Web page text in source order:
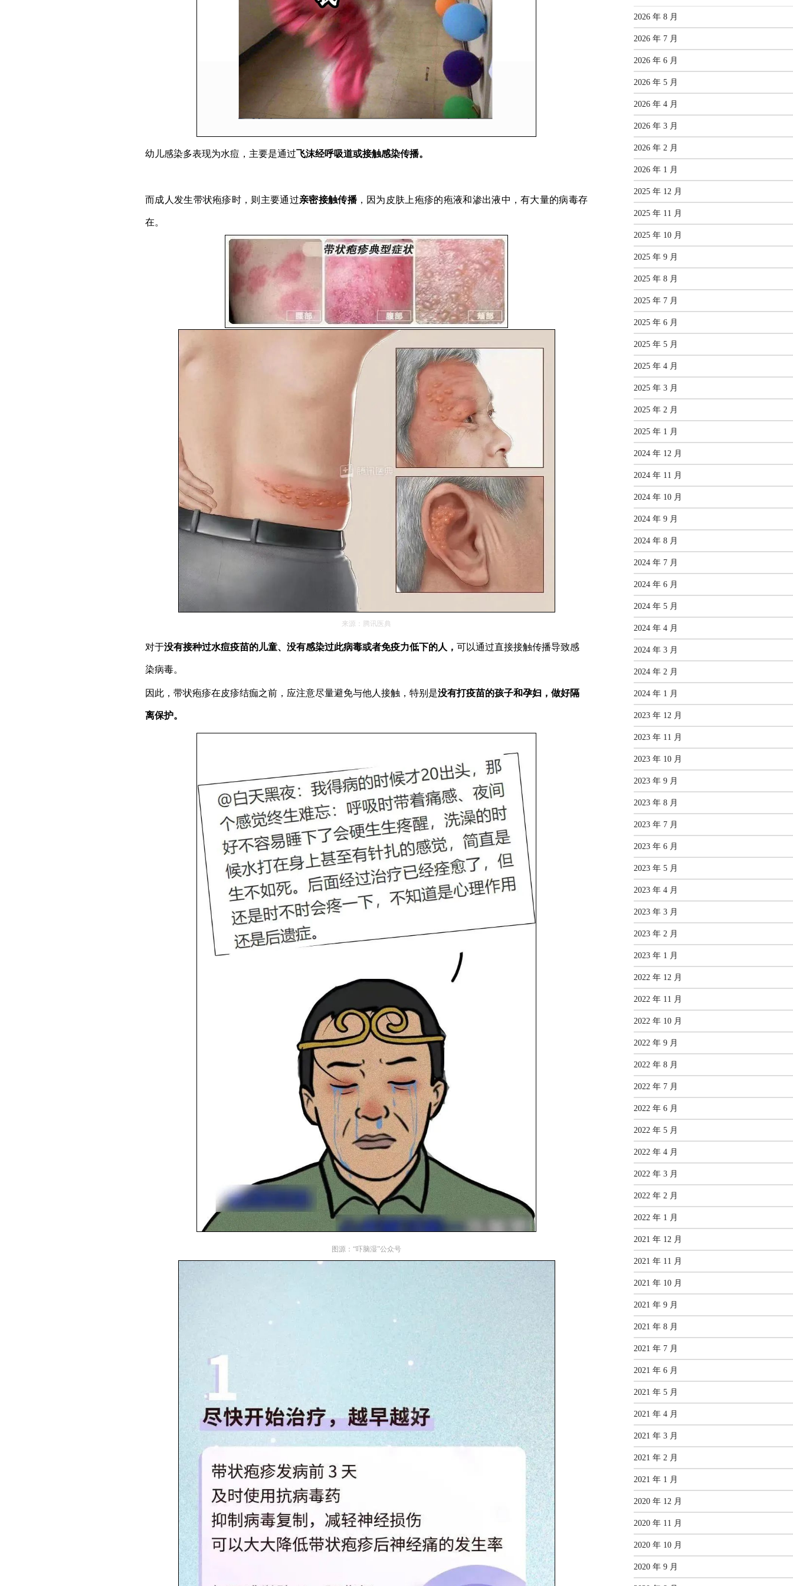
幼儿感染多表现为水痘，主要是通过飞沫经呼吸道或接触感染传播。
而成人发生带状疱疹时，则主要通过亲密接触传播，因为皮肤上疱疹的疱液和渗出液中，有大量的病毒存
在。
来源：腾讯医典
对于没有接种过水痘疫苗的儿童、没有感染过此病毒或者免疫力低下的人， 可以通过直接接触传播导致感
染病毒。
因此，带状疱疹在皮疹结痂之前，应注意尽量避免与他人接触，特别是没有打疫苗的孩子和孕妇，做好隔
离保护。
图源：“吓脑湿”公众号
2026 年 8 月
2026 年 7 月
2026 年 6 月
2026 年 5 月
2026 年 4 月
2026 年 3 月
2026 年 2 月
2026 年 1 月
2025 年 12 月
2025 年 11 月
2025 年 10 月
2025 年 9 月
2025 年 8 月
2025 年 7 月
2025 年 6 月
2025 年 5 月
2025 年 4 月
2025 年 3 月
2025 年 2 月
2025 年 1 月
2024 年 12 月
2024 年 11 月
2024 年 10 月
2024 年 9 月
2024 年 8 月
2024 年 7 月
2024 年 6 月
2024 年 5 月
2024 年 4 月
2024 年 3 月
2024 年 2 月
2024 年 1 月
2023 年 12 月
2023 年 11 月
2023 年 10 月
2023 年 9 月
2023 年 8 月
2023 年 7 月
2023 年 6 月
2023 年 5 月
2023 年 4 月
2023 年 3 月
2023 年 2 月
2023 年 1 月
2022 年 12 月
2022 年 11 月
2022 年 10 月
2022 年 9 月
2022 年 8 月
2022 年 7 月
2022 年 6 月
2022 年 5 月
2022 年 4 月
2022 年 3 月
2022 年 2 月
2022 年 1 月
2021 年 12 月
2021 年 11 月
2021 年 10 月
2021 年 9 月
2021 年 8 月
2021 年 7 月
2021 年 6 月
2021 年 5 月
2021 年 4 月
2021 年 3 月
2021 年 2 月
2021 年 1 月
2020 年 12 月
2020 年 11 月
2020 年 10 月
2020 年 9 月